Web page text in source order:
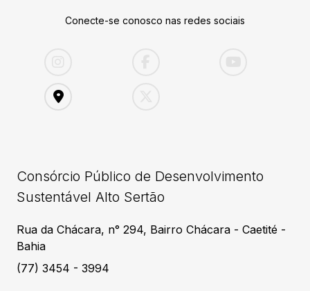
Conecte-se conosco nas redes sociais
Consórcio Público de Desenvolvimento
Sustentável Alto Sertão
Rua da Chácara, n° 294, Bairro Chácara - Caetité -
Bahia
(77) 3454 - 3994